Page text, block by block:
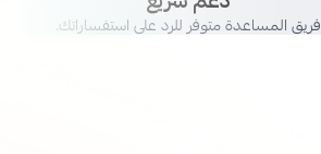
فريق المساعدة متوفر للرد على استفساراتك.